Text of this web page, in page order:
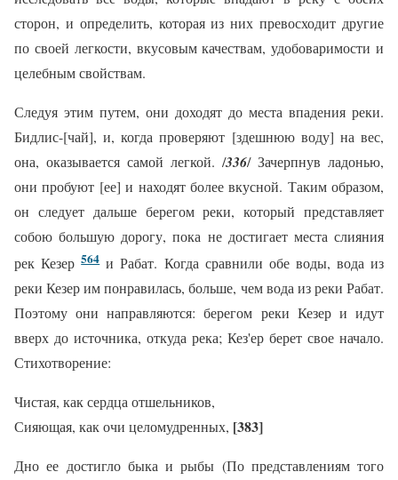
сторон, и определить, которая из них превосходит другие
по своей легкости, вкусовым качествам, удобоваримости и
целебным свойствам.
Следуя этим путем, они доходят до места впадения реки.
Бидлис-[чай], и, когда проверяют [здешнюю воду] на вес,
она, оказывается самой легкой. /336/ Зачерпнув ладонью,
они пробуют [ее] и находят более вкусной. Таким образом,
он следует дальше берегом реки, который представляет
собою большую дорогу, пока не достигает места слияния
рек Кезер564и Рабат. Когда сравнили обе воды, вода из
реки Кезер им понравилась, больше, чем вода из реки Рабат.
Поэтому они направляются: берегом реки Кезер и идут
вверх до источника, откуда река; Кез'ер берет свое начало.
Стихотворение:
Чистая, как сердца отшельников,
Сияющая, как очи целомудренных, [383]
Дно ее достигло быка и рыбы (По представлениям того